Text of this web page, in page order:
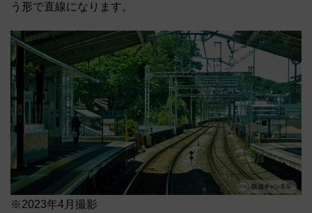
う形で直線になります。
※2023年4月撮影